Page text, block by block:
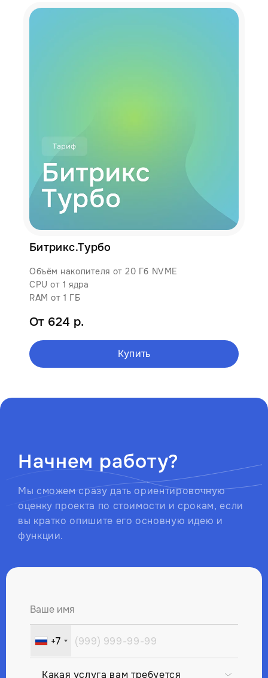
Битрикс.Турбо
Объём накопителя от 20 Гб NVME
CPU от 1 ядра
RAM от 1 ГБ
От 624 р.
Купить
Начнем работу?
Мы сможем сразу дать ориентировочную
оценку проекта по стоимости и срокам, если
вы кратко опишите его основную идею и
функции.
Ваше имя
Russia
+7
+7